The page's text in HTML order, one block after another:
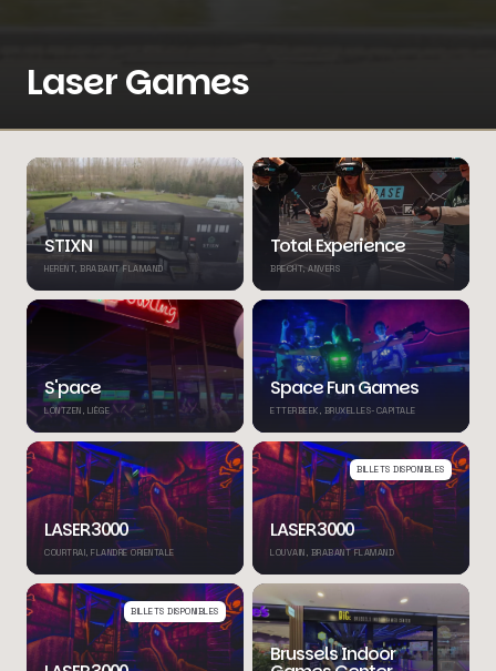
Laser Games
STIXN
HERENT, BRABANT FLAMAND
Total Experience
BRECHT, ANVERS
S'pace
LONTZEN, LIÈGE
Space Fun Games
ETTERBEEK, BRUXELLES-CAPITALE
LASER3000
COURTRAI, FLANDRE ORIENTALE
LASER3000
LOUVAIN, BRABANT FLAMAND
BILLETS DISPONIBLES
BILLETS DISPONIBLES
Brussels Indoor